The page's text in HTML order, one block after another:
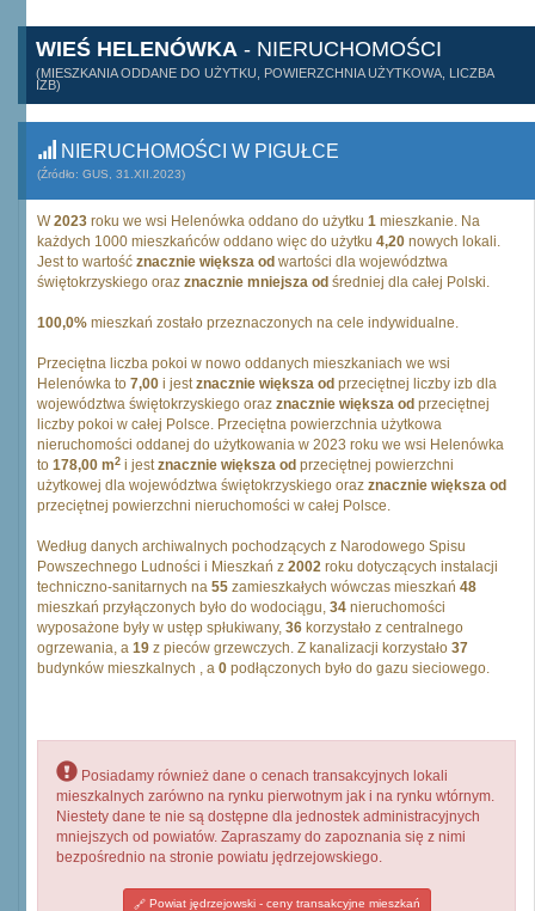
WIEŚ HELENÓWKA - NIERUCHOMOŚCI
(MIESZKANIA ODDANE DO UŻYTKU, POWIERZCHNIA UŻYTKOWA, LICZBA
IZB)
NIERUCHOMOŚCI W PIGUŁCE
(Źródło: GUS, 31.XII.2023)
W2023 roku we wsi Helenówka oddano do użytku 1 mieszkanie. Na
każdych 1000 mieszkańców oddano więc do użytku 4,20 nowych lokali.
Jest to wartość znacznie większa od wartości dla województwa
świętokrzyskiego oraz znacznie mniejsza od średniej dla całej Polski.
100,0% mieszkań zostało przeznaczonych na cele indywidualne.
Przeciętna liczba pokoi w nowo oddanych mieszkaniach we wsi
Helenówka to 7,00 i jestznacznie większa od przeciętnej liczby izb dla
województwa świętokrzyskiego oraz znacznie większa od przeciętnej
liczby pokoi w całej Polsce. Przeciętna powierzchnia użytkowa
nieruchomości oddanej do użytkowania w 2023 roku we wsi Helenówka
to 178,00 m2 i jestznacznie większa od przeciętnej powierzchni
użytkowej dla województwa świętokrzyskiego oraz znacznie większa od
przeciętnej powierzchni nieruchomości w całej Polsce.
Według danych archiwalnych pochodzących z Narodowego Spisu
Powszechnego Ludności i Mieszkań z 2002 roku dotyczących instalacji
techniczno-sanitarnych na 55 zamieszkałych wówczas mieszkań 48
mieszkań przyłączonych było do wodociągu, 34 nieruchomości
wyposażone były w ustęp spłukiwany, 36 korzystało z centralnego
ogrzewania, a 19 z pieców grzewczych. Z kanalizacji korzystało 37
budynków mieszkalnych , a 0 podłączonych było do gazu sieciowego.
Posiadamy również dane o cenach transakcyjnych lokali
mieszkalnych zarówno na rynku pierwotnym jak i na rynku wtórnym.
Niestety dane te nie są dostępne dla jednostek administracyjnych
mniejszych od powiatów. Zapraszamy do zapoznania się z nimi
bezpośrednio na stronie powiatu jędrzejowskiego.
Powiat jędrzejowski - ceny transakcyjne mieszkań